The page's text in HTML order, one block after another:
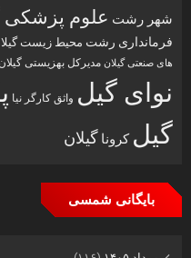
شهر رشت علوم پزشکی
فرمانداری رشت محیط زیست
های صنعتی گیلان مدیرکل بهزیستی گیلان
نوای گیل واثق کارگر نیا
گیل کرونا گیلان
بایگانی شمسی